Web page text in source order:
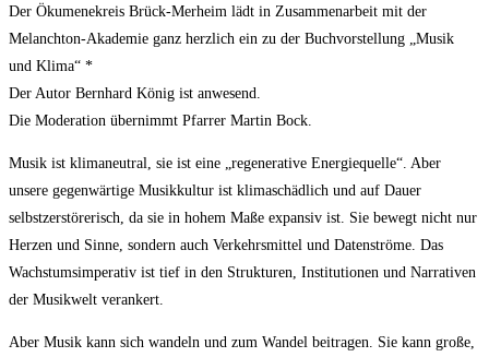
Der Ökumenekreis Brück-Merheim lädt in Zusammenarbeit mit der
Melanchton-Akademie ganz herzlich ein zu der Buchvorstellung „Musik
und Klima“ *
Der Autor Bernhard König ist anwesend.
Die Moderation übernimmt Pfarrer Martin Bock.
Musik ist klimaneutral, sie ist eine „regenerative Energiequelle“. Aber
unsere gegenwärtige Musikkultur ist klimaschädlich und auf Dauer
selbstzerstörerisch, da sie in hohem Maße expansiv ist. Sie bewegt nicht nur
Herzen und Sinne, sondern auch Verkehrsmittel und Datenströme. Das
Wachstumsimperativ ist tief in den Strukturen, Institutionen und Narrativen
der Musikwelt verankert.
Aber Musik kann sich wandeln und zum Wandel beitragen. Sie kann große,